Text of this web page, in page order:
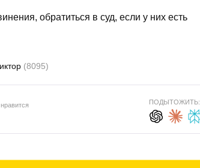
обратиться в суд, если у них есть
(8095)
ПОДЫТОЖИТЬ: